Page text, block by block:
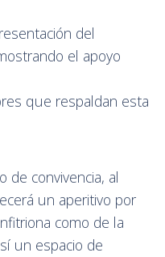
del
el apoyo
que respaldan esta
de convivencia, al
un aperitivo por
como de la
un espacio de